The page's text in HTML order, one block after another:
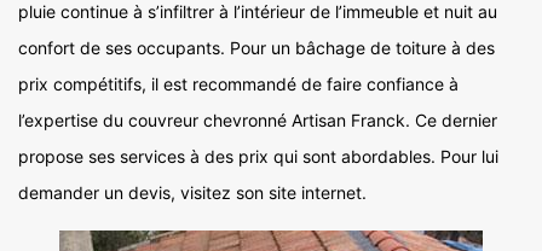
pluie continue à s’infiltrer à l’intérieur de l’immeuble et nuit au
confort de ses occupants. Pour un bâchage de toiture à des
prix compétitifs, il est recommandé de faire confiance à
l’expertise du couvreur chevronné Artisan Franck. Ce dernier
propose ses services à des prix qui sont abordables. Pour lui
demander un devis, visitez son site internet.